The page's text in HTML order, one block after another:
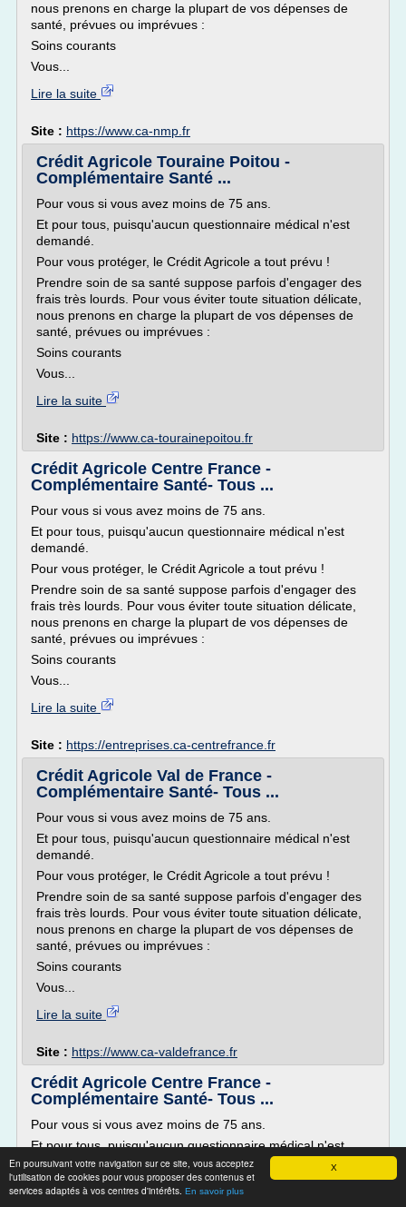
X
En poursuivant votre navigation sur ce site, vous acceptez
l'utilisation de cookies pour vous proposer des contenus et
services adaptés à vos centres d'intérêts. En savoir plus
nous prenons en charge la plupart de vos dépenses de
santé, prévues ou imprévues :
Soins courants
Vous...
Lire la suite
Site : https://www.ca-nmp.fr
Crédit Agricole Touraine Poitou -
Complémentaire Santé ...
Pour vous si vous avez moins de 75 ans.
Et pour tous, puisqu'aucun questionnaire médical n'est
demandé.
Pour vous protéger, le Crédit Agricole a tout prévu !
Prendre soin de sa santé suppose parfois d'engager des
frais très lourds. Pour vous éviter toute situation délicate,
nous prenons en charge la plupart de vos dépenses de
santé, prévues ou imprévues :
Soins courants
Vous...
Lire la suite
Site : https://www.ca-tourainepoitou.fr
Crédit Agricole Centre France -
Complémentaire Santé- Tous ...
Pour vous si vous avez moins de 75 ans.
Et pour tous, puisqu'aucun questionnaire médical n'est
demandé.
Pour vous protéger, le Crédit Agricole a tout prévu !
Prendre soin de sa santé suppose parfois d'engager des
frais très lourds. Pour vous éviter toute situation délicate,
nous prenons en charge la plupart de vos dépenses de
santé, prévues ou imprévues :
Soins courants
Vous...
Lire la suite
Site : https://entreprises.ca-centrefrance.fr
Crédit Agricole Val de France -
Complémentaire Santé- Tous ...
Pour vous si vous avez moins de 75 ans.
Et pour tous, puisqu'aucun questionnaire médical n'est
demandé.
Pour vous protéger, le Crédit Agricole a tout prévu !
Prendre soin de sa santé suppose parfois d'engager des
frais très lourds. Pour vous éviter toute situation délicate,
nous prenons en charge la plupart de vos dépenses de
santé, prévues ou imprévues :
Soins courants
Vous...
Lire la suite
Site : https://www.ca-valdefrance.fr
Crédit Agricole Centre France -
Complémentaire Santé- Tous ...
Pour vous si vous avez moins de 75 ans.
Et pour tous, puisqu'aucun questionnaire médical n'est
demandé.
Pour vous protéger, le Crédit Agricole a tout prévu !